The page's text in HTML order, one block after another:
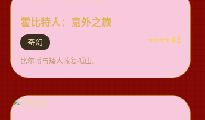
霍比特人：意外之旅
奇幻 ⭐⭐⭐⭐ 8.2
比尔博与矮人收复孤山。